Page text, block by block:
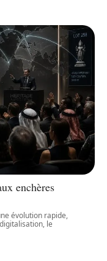
enchères
évolution rapide,
le